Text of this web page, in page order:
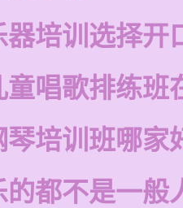
器培训选择开
童唱歌排练班
琴培训班哪家
的都不是一般